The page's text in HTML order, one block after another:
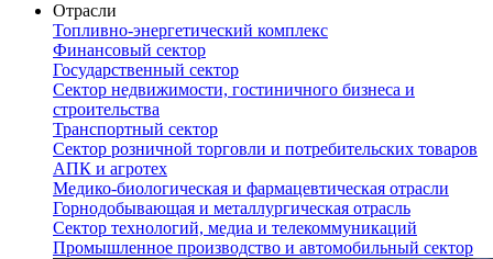
Отрасли
Топливно-энергетический комплекс
Финансовый сектор
Государственный сектор
Сектор недвижимости, гостиничного бизнеса и
строительства
Транспортный сектор
Сектор розничной торговли и потребительских товаров
АПК и агротех
Медико-биологическая и фармацевтическая отрасли
Горнодобывающая и металлургическая отрасль
Сектор технологий, медиа и телекоммуникаций
Промышленное производство и автомобильный сектор